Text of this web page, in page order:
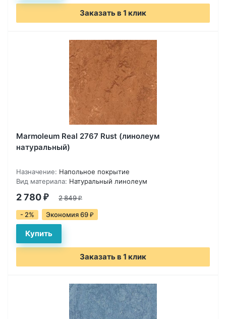
Заказать в 1 клик
Marmoleum Real 2767 Rust (линолеум
натуральный)
Назначение: Напольное покрытие
Вид материала: Натуральный линолеум
2 780 ₽ 2 849₽
- 2% Экономия 69 ₽
Заказать в 1 клик